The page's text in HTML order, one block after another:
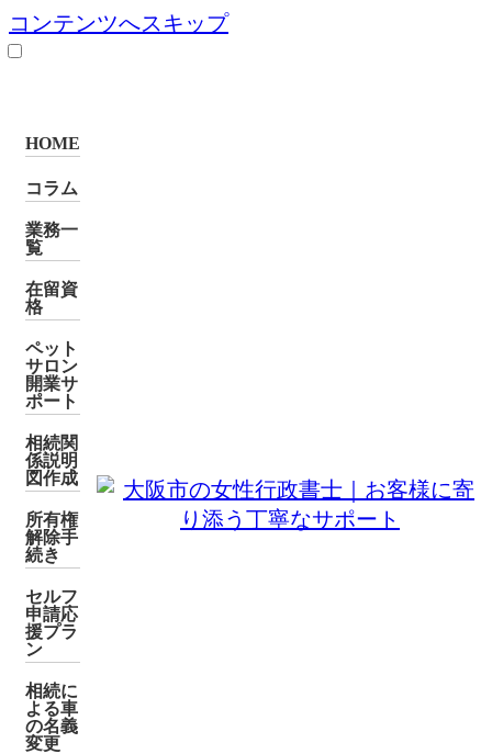
コンテンツへスキップ
HOME
コラム
業務一
覧
在留資
格
ペット
サロン
開業サ
ポート
相続関
係説明
図作成
所有権
解除手
続き
セルフ
申請応
援プラ
ン
相続に
よる車
の名義
変更